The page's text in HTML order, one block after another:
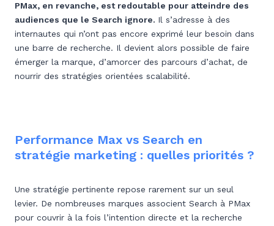
PMax, en revanche, est redoutable pour atteindre des
audiences que le Search ignore. Il s’adresse à des
internautes qui n’ont pas encore exprimé leur besoin dans
une barre de recherche. Il devient alors possible de faire
émerger la marque, d’amorcer des parcours d’achat, de
nourrir des stratégies orientées scalabilité.
Performance Max vs Search en
stratégie marketing : quelles priorités ?
Une stratégie pertinente repose rarement sur un seul
levier. De nombreuses marques associent Search à PMax
pour couvrir à la fois l’intention directe et la recherche